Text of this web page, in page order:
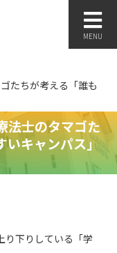
MENU
法士のタマゴた
いキャンパス」
たちが考える「誰も
り下りしている「学